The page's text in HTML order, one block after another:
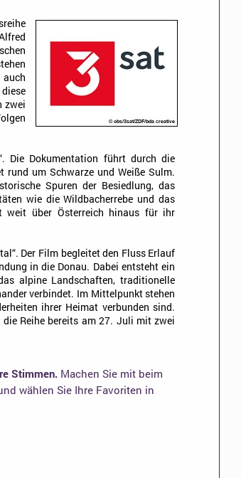
zwei
Die Dokumentation führt durch die
rund um Schwarze und Weiße Sulm.
Spuren der Besiedlung, das
wie die Wildbacherrebe und das
weit über Österreich hinaus für ihr
Der Film begleitet den Fluss Erlauf
in die Donau. Dabei entsteht ein
alpine Landschaften, traditionelle
verbindet. Im Mittelpunkt stehen
ihrer Heimat verbunden sind.
Reihe bereits am 27. Juli mit zwei
Stimmen.Machen Sie mit beim
wählen Sie Ihre Favoriten in